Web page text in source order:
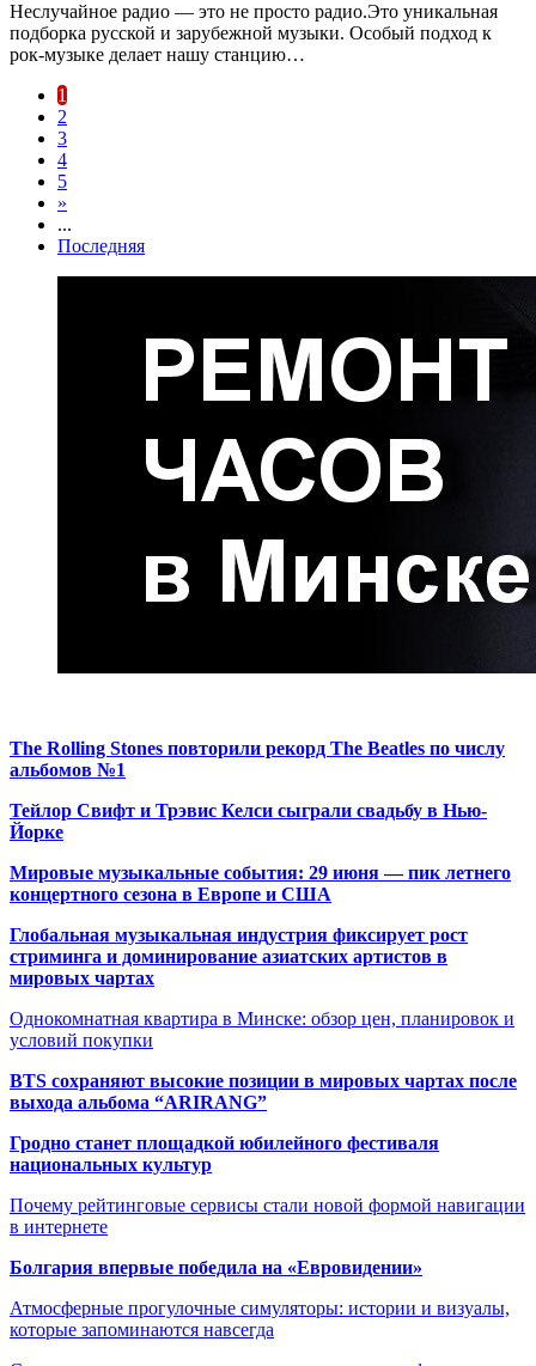
Неслучайное радио — это не просто радио.Это уникальная
подборка русской и зарубежной музыки. Особый подход к
рок-музыке делает нашу станцию…
1
2
3
4
5
»
...
Последняя
The Rolling Stones повторили рекорд The Beatles по числу
альбомов №1
Тейлор Свифт и Трэвис Келси сыграли свадьбу в Нью-
Йорке
Мировые музыкальные события: 29 июня — пик летнего
концертного сезона в Европе и США
Глобальная музыкальная индустрия фиксирует рост
стриминга и доминирование азиатских артистов в
мировых чартах
Однокомнатная квартира в Минске: обзор цен, планировок и
условий покупки
BTS сохраняют высокие позиции в мировых чартах после
выхода альбома “ARIRANG”
Гродно станет площадкой юбилейного фестиваля
национальных культур
Почему рейтинговые сервисы стали новой формой навигации
в интернете
Болгария впервые победила на «Евровидении»
Атмосферные прогулочные симуляторы: истории и визуалы,
которые запоминаются навсегда